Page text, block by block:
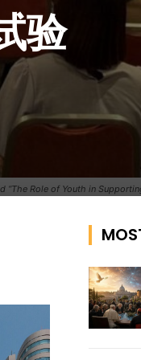
Role of Youth in
验